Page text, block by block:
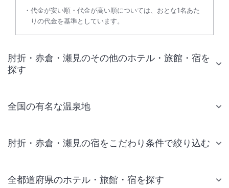
代金が安い順・代金が高い順については、おとな1名あた
りの代金を基準としています。
肘折・赤倉・瀬見のその他のホテル・旅館・宿を
探す
全国の有名な温泉地
肘折・赤倉・瀬見の宿をこだわり条件で絞り込む
全都道府県のホテル・旅館・宿を探す